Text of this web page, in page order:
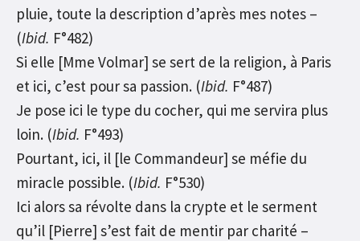
pluie, toute la description d’après mes notes –
(Ibid. F°482)
Si elle [Mme Volmar] se sert de la religion, à Paris
et ici, c’est pour sa passion. (Ibid. F°487)
Je pose ici le type du cocher, qui me servira plus
loin. (Ibid. F°493)
Pourtant, ici, il [le Commandeur] se méfie du
miracle possible. (Ibid. F°530)
Ici alors sa révolte dans la crypte et le serment
qu’il [Pierre] s’est fait de mentir par charité –